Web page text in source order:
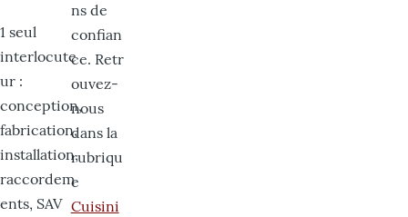
1 seul
interlocute
ur :
conception,
fabrication,
installation,
raccordem
ents, SAV
ns de
confian
ce. Retr
ouvez-
nous
dans la
rubriqu
e
Cuisini